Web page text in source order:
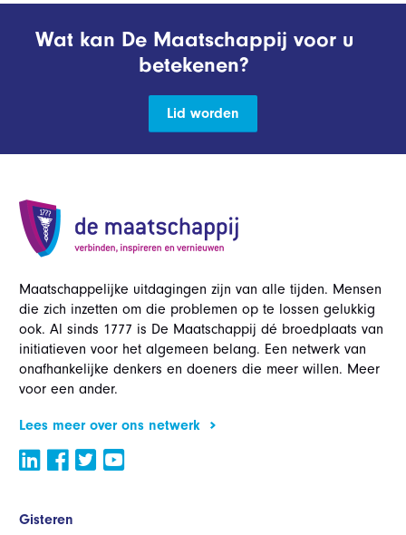
Wat kan De Maatschappij voor u
betekenen?
Lid worden
Maatschappelijke uitdagingen zijn van alle tijden. Mensen
die zich inzetten om die problemen op te lossen gelukkig
ook. Al sinds 1777 is De Maatschappij dé broedplaats van
initiatieven voor het algemeen belang. Een netwerk van
onafhankelijke denkers en doeners die meer willen. Meer
voor een ander.
Lees meer over ons netwerk
Gisteren